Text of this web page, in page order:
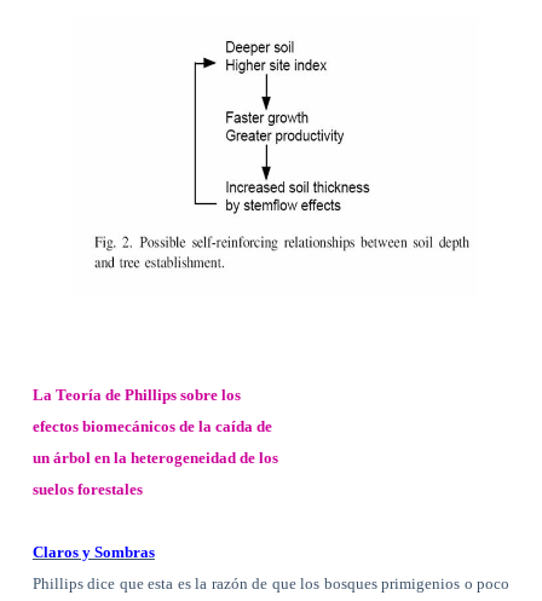
La Teoría de Phillips sobre los
efectos biomecánicos de la caída de
un árbol en la heterogeneidad de los
suelos forestales
Claros y Sombras
Phillips dice que esta es la razón de que los bosques primigenios o poco